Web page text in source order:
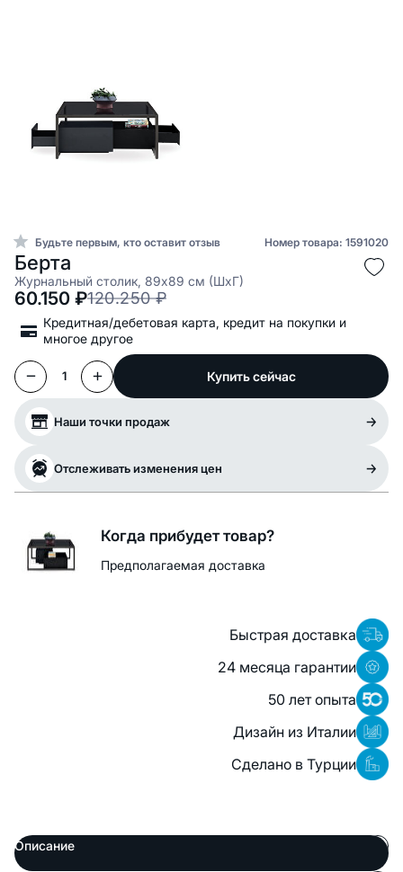
Будьте первым, кто оставит отзыв Номер товара: 1591020
Берта
Журнальный столик, 89x89 см (ШxГ)
120.250 ₽
60.150 ₽
Кредитная/дебетовая карта, кредит на покупки и
многое другое
1 Купить сейчас
Наши точки продаж
Отслеживать изменения цен
Когда прибудет товар?
Предполагаемая доставка
Быстрая доставка
24 месяца гарантии
50 лет опыта
Дизайн из Италии
Сделано в Турции
Описание